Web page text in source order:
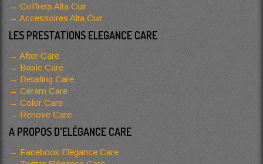
Coffrets Alta Cuir
Accessoires Alta Cuir
LES PRESTATIONS ELEGANCE CARE
After Care
Basic Care
Detailing Care
Céram Care
Color Care
Renove Care
A PROPOS D'ELÉGANCE CARE
Facebook Elégance Care